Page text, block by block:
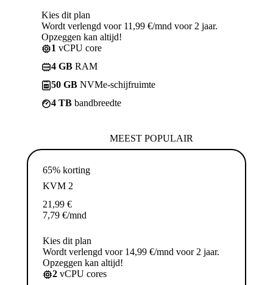
Kies dit plan
Wordt verlengd voor 11,99 €/mnd voor 2 jaar.
Opzeggen kan altijd!
1 vCPU core
4 GB RAM
50 GB NVMe-schijfruimte
4 TB bandbreedte
MEEST POPULAIR
65% korting
KVM 2
21,99 €
7,79 €/mnd
Kies dit plan
Wordt verlengd voor 14,99 €/mnd voor 2 jaar.
Opzeggen kan altijd!
2 vCPU cores